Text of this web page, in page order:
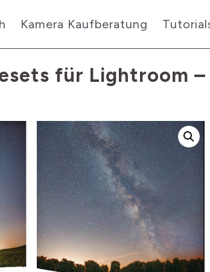
Kamera Kaufberatung
für Lightroom